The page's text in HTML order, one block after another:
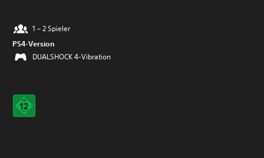
1 – 2 Spieler
PS4-Version
DUALSHOCK 4-Vibration